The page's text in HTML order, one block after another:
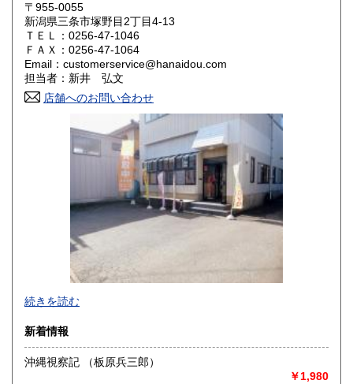
岡山県 600円
山口県 600円
香川県
600円 福岡県
600円 長崎県
600円 大分県
600円 鹿児島県
〒955-0055
新潟県三条市塚野目2丁目4-13
ＴＥＬ：0256-47-1046
ＦＡＸ：0256-47-1064
Email：customerservice@hanaidou.com
担当者：新井 弘文
店舗へのお問い合わせ
続きを読む
新着情報
沖縄視察記 （板原兵三郎）
￥1,980